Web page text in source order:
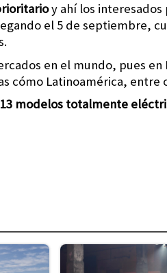
y ahí los
el 5 de septiembre,
en el mundo, pues en
cómo Latinoamérica, entre
13 modelos totalmente